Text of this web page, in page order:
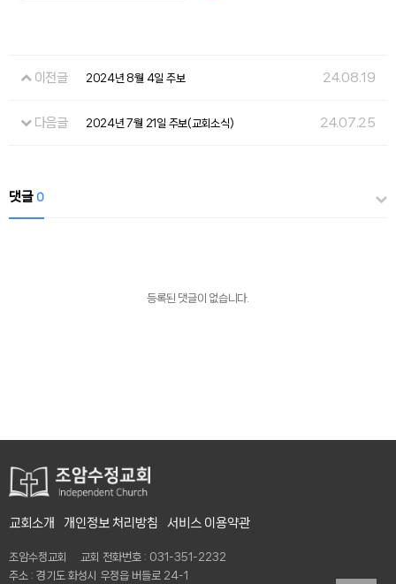
이전글 2024년 8월 4일 주보 24.08.19
다음글 2024년 7월 21일 주보(교회소식) 24.07.25
댓글 0
등록된 댓글이 없습니다.
교회소개 개인정보 처리방침 서비스 이용약관
조암수정교회 교회 전화번호 : 031-351-2232
주소 : 경기도 화성시 우정읍 버들로 24-1